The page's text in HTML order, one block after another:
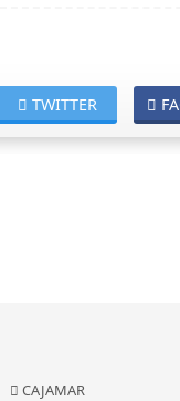
TWITTER
CAJAMAR